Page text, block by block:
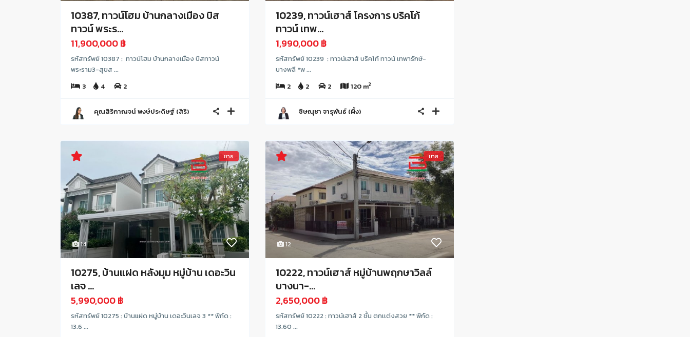
10387, ทาวน์โฮม บ้านกลางเมือง บิส
ทาวน์ พระร...
11,900,000 ฿
รหัสทรัพย์ 10387 : ทาวน์โฮม บ้านกลางเมือง บิสทาวน์
พระราม3-สุขส ...
3
4 2
คุณสิริกาญจน์ พงษ์ประดิษฐ์ (สิริ)
10239, ทาวน์เฮาส์ โครงการ บริคโก้
ทาวน์ เทพ...
1,990,000 ฿
รหัสทรัพย์ 10239 : ทาวน์เฮาส์ บริคโก้ ทาวน์ เทพารักษ์-
บางพลี *พ ...
2
2 2 120 m2
ชิษณุชา จารุพันธ์ (ผึ้ง)
14
ขาย
10275, บ้านแฝด หลังมุม หมู่บ้าน เดอะวิน
เลจ ...
5,990,000 ฿
รหัสทรัพย์ 10275 : บ้านแฝด หมู่บ้าน เดอะวินเลจ 3 ** พิกัด :
13.6 ...
12
ขาย
10222, ทาวน์เฮาส์ หมู่บ้านพฤกษาวิลล์
บางนา-...
2,650,000 ฿
รหัสทรัพย์ 10222 : ทาวน์เฮาส์ 2 ชั้น ตกเเต่งสวย ** พิกัด :
13.60 ...